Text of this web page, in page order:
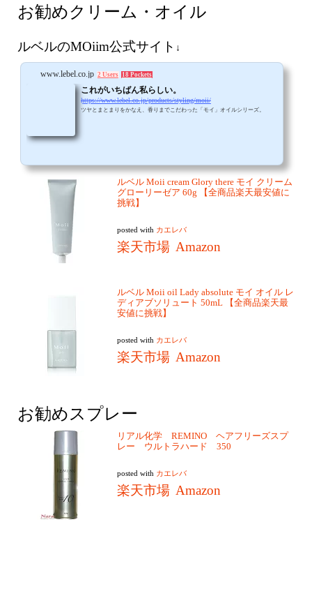
お勧めクリーム・オイル
ルベルのMOiim公式サイト ↓
www.lebel.co.jp 2 Users 18 Pockets
これがいちばん私らしい。
https://www.lebel.co.jp/products/styling/moii/
ツヤとまとまりをかなえ、香りまでこだわった「モイ」オイルシリーズ。
ルベル Moii cream Glory there モイ クリーム
グローリーゼア 60g 【全商品楽天最安値に
挑戦】
posted with カエレバ
楽天市場 Amazon
ルベル Moii oil Lady absolute モイ オイル レ
ディアブソリュート 50mL 【全商品楽天最
安値に挑戦】
posted with カエレバ
楽天市場 Amazon
お勧めスプレー
リアル化学 REMINO ヘアフリーズスプ
レー ウルトラハード 350
posted with カエレバ
楽天市場 Amazon